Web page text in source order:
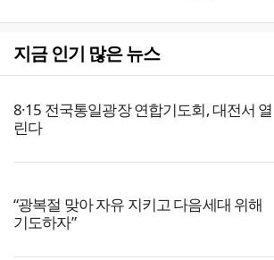
지금 인기 많은 뉴스
8·15 전국통일광장 연합기도회, 대전서 열
린다
“광복절 맞아 자유 지키고 다음세대 위해
기도하자”